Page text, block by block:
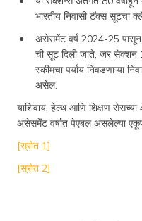
भारतीय निवासी टॅक्स सूटचा
असेसमेंट वर्ष 2024-25
ची सूट दिली जाते, जर
स्कीमचा पर्याय निवडणाऱ्या
असेल.
याशिवाय, हेल्थ आणि शिक्षण सेसच्या
असेसमेंट वर्षात पेएबल असलेल्या
[स्रोत 1]
[स्रोत 2]